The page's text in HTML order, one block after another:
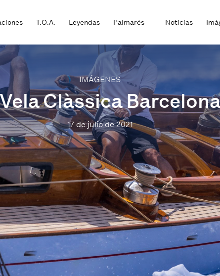
T.O.A. Leyendas Palmarés Noticias
IMÁGENES
Clàssica
17 de julio de 2021